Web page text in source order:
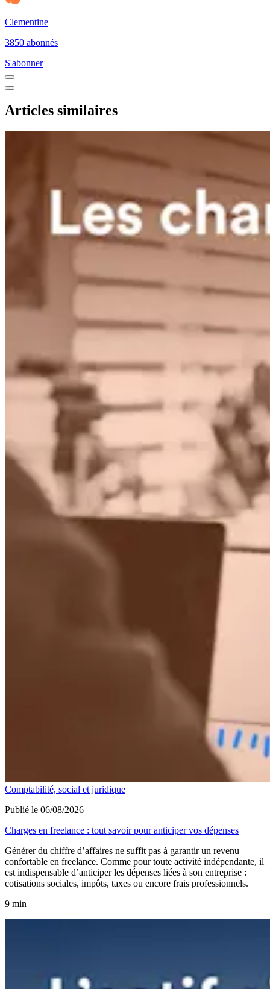
Clementine
3850 abonnés
S'abonner
Articles similaires
Comptabilité, social et juridique
Publié le 06/08/2026
Charges en freelance : tout savoir pour anticiper vos dépenses
Générer du chiffre d’affaires ne suffit pas à garantir un revenu
confortable en freelance. Comme pour toute activité indépendante, il
est indispensable d’anticiper les dépenses liées à son entreprise :
cotisations sociales, impôts, taxes ou encore frais professionnels.
9 min